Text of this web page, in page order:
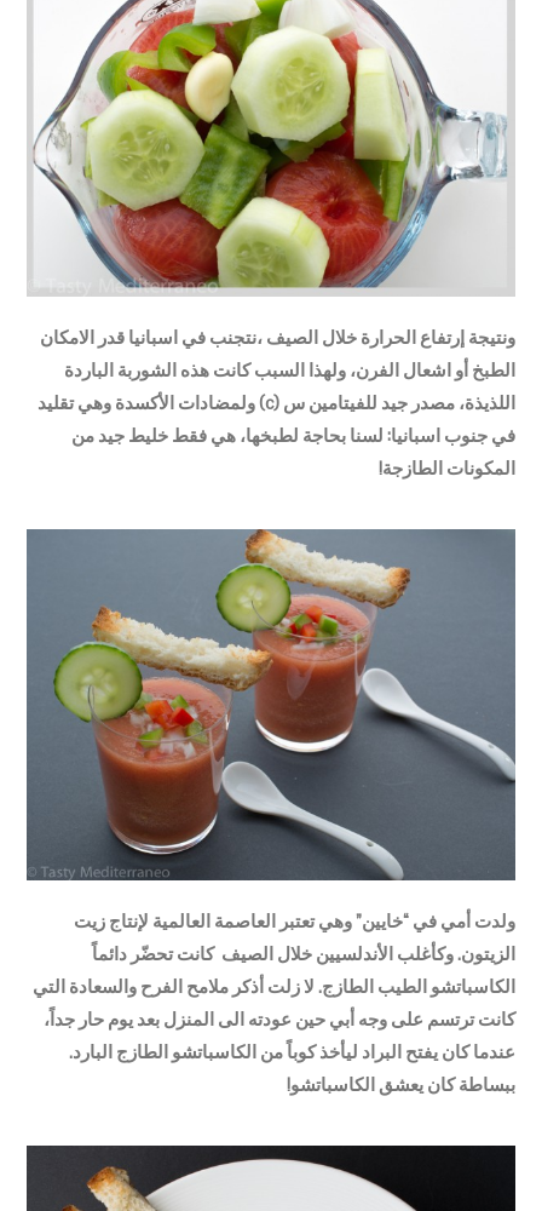
ونتيجة إرتفاع الحرارة خلال الصيف ،نتجنب في اسبانيا قدر الامكان
الطبخ أو اشعال الفرن، ولهذا السبب كانت هذه الشوربة الباردة
اللذيذة، مصدر جيد للفيتامين س (c) ولمضادات الأكسدة وهي تقليد
في جنوب اسبانيا: لسنا بحاجة لطبخها، هي فقط خليط جيد من
المكونات الطازجة!
ولدت أمي في “خايين” وهي تعتبر العاصمة العالمية لإنتاج زيت
الزيتون. وكأغلب الأندلسيين خلال الصيف كانت تحضّر دائماً
الكاسباتشو الطيب الطازج. لا زلت أذكر ملامح الفرح والسعادة التي
كانت ترتسم على وجه أبي حين عودته الى المنزل بعد يوم حار جداً،
عندما كان يفتح البراد ليأخذ كوباً من الكاسباتشو الطازج البارد.
ببساطة كان يعشق الكاسباتشو!